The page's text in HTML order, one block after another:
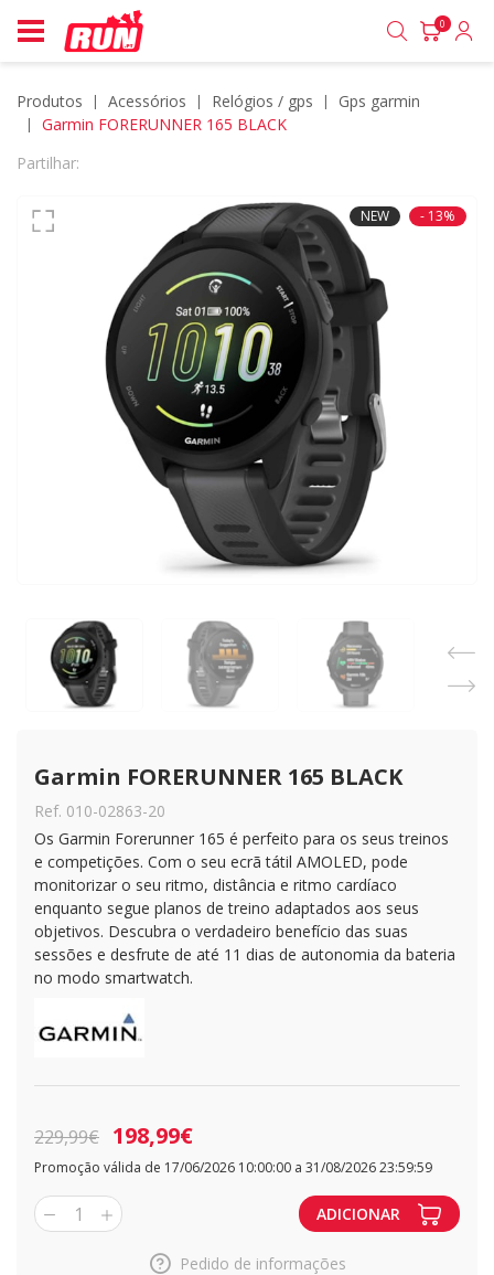
0
Produtos acessórios relógios / gps
gps garmin
Garmin FORERUNNER 165 BLACK
Partilhar:
NEW - 13%
Garmin FORERUNNER 165 BLACK
Ref. 010-02863-20
Os Garmin Forerunner 165 é perfeito para os seus treinos
e competições. Com o seu ecrã tátil AMOLED, pode
monitorizar o seu ritmo, distância e ritmo cardíaco
enquanto segue planos de treino adaptados aos seus
objetivos. Descubra o verdadeiro benefício das suas
sessões e desfrute de até 11 dias de autonomia da bateria
no modo smartwatch.
229,99€ 198,99€
Promoção válida de 17/06/2026 10:00:00 a 31/08/2026 23:59:59
1 ADICIONAR
Pedido de informações